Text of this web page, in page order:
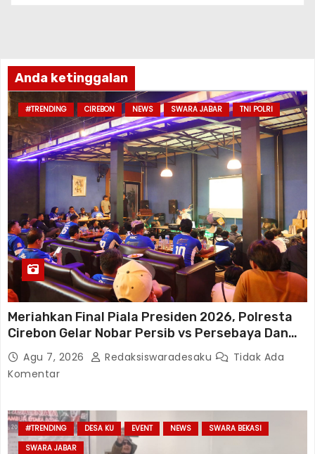
Anda ketinggalan
#TRENDING CIREBON NEWS SWARA JABAR TNI POLRI
Meriahkan Final Piala Presiden 2026, Polresta
Cirebon Gelar Nobar Persib vs Persebaya Dan
Bagi-Bagi Motor Listrik
Agu 7, 2026 Redaksiswaradesaku
Tidak Ada
Komentar
#TRENDING DESA KU EVENT NEWS
SWARA BEKASI
SWARA JABAR